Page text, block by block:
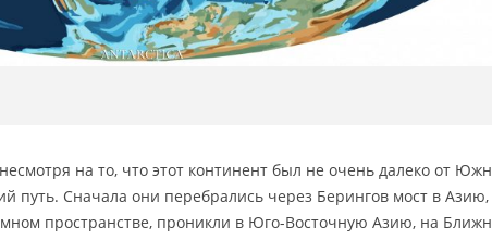
на то, что этот континент был не очень далеко от
путь. Сначала они перебрались через Берингов мост в Азию,
пространстве, проникли в Юго-Восточную Азию, на